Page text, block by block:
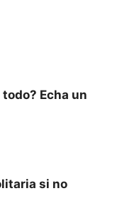
Echa un
si no